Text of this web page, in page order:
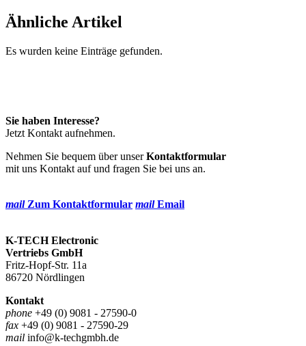
Ähnliche Artikel
Es wurden keine Einträge gefunden.
Sie haben Interesse?
Jetzt Kontakt aufnehmen.
Nehmen Sie bequem über unserKontaktformular
mit uns Kontakt auf und fragen Sie bei uns an.
mailZum Kontaktformular mailEmail
K-TECH Electronic
Vertriebs GmbH
Fritz-Hopf-Str. 11a
86720 Nördlingen
Kontakt
phone +49 (0) 9081 - 27590-0
fax +49 (0) 9081 - 27590-29
mail info@k-techgmbh.de